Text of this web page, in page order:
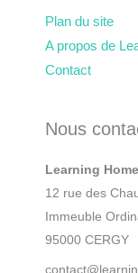
Plan du site
A propos de
Contact
Nous
Learning Home
12 rue des
Immeuble
95000 CERGY